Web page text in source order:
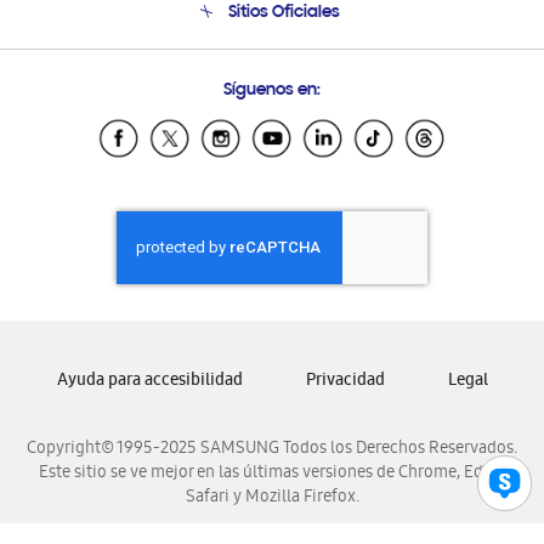
Condiciones de Compra
Soporte vía eMail
Sitios Oficiales
Samsung Ecuador
Samsung El Salvador
Samsung Honduras
Samsung Nicaragua
Samsung Panamá
Samsung Venezuela
Síguenos en:
Copyright© 1995-2025 SAMSUNG Todos los Derechos Reservados.
Este sitio se ve mejor en las últimas versiones de Chrome, Edge,
Safari y Mozilla Firefox.
Ayuda para accesibilidad Privacidad Legal